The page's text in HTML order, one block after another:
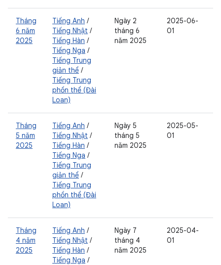
Tháng
6 năm
2025
Tiếng Anh /
Tiếng Nhật /
Tiếng Hàn /
Tiếng Nga /
Tiếng Trung
giản thể /
Tiếng Trung
phồn thể (Đài
Loan)
Ngày 2
tháng 6
năm 2025
2025-06-
01
Tháng
5 năm
2025
Tiếng Anh /
Tiếng Nhật /
Tiếng Hàn /
Tiếng Nga /
Tiếng Trung
giản thể /
Tiếng Trung
phồn thể (Đài
Loan)
Ngày 5
tháng 5
năm 2025
2025-05-
01
Tháng
4 năm
2025
Tiếng Anh /
Tiếng Nhật /
Tiếng Hàn /
Tiếng Nga /
Ngày 7
tháng 4
năm 2025
2025-04-
01